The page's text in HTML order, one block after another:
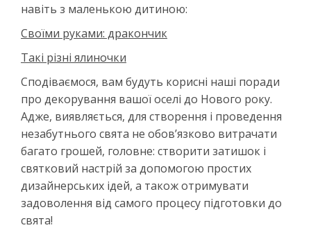
навіть з маленькою дитиною:
Своїми руками: дракончик
Такі різні ялиночки
Сподіваємося, вам будуть корисні наші поради
про декорування вашої оселі до Нового року.
Адже, виявляється, для створення і проведення
незабутнього свята не обов’язково витрачати
багато грошей, головне: створити затишок і
святковий настрій за допомогою простих
дизайнерських ідей, а також отримувати
задоволення від самого процесу підготовки до
свята!